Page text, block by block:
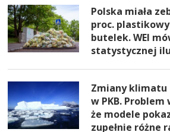
Polska miała
proc.
butelek. WEI
statystycznej
Zmiany klimatu
w PKB. Problem
że modele
zupełnie różne